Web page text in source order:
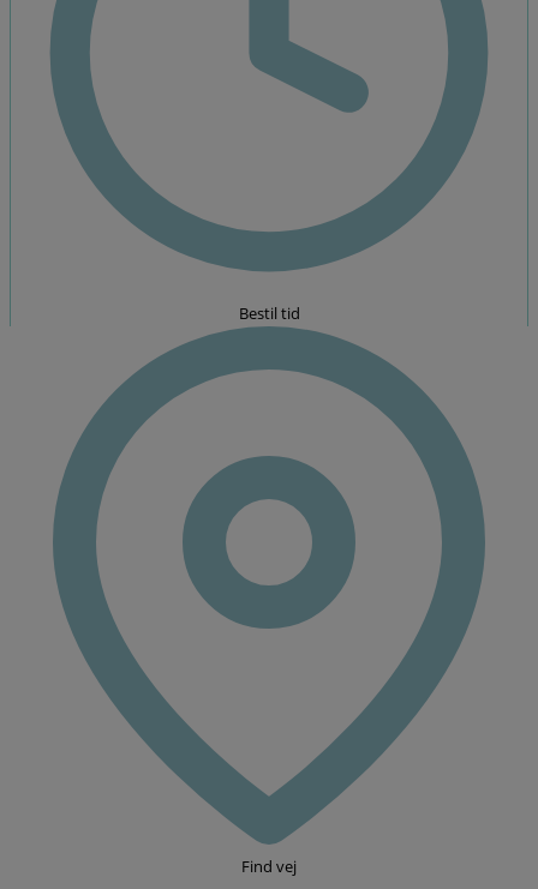
os
Læs
2 kanaler
Pris er ekskl. røntgen, bedøvelse
og plast
Rodbehandling
En
rodbehandling
en behandling,
Bestil tid
Find vej